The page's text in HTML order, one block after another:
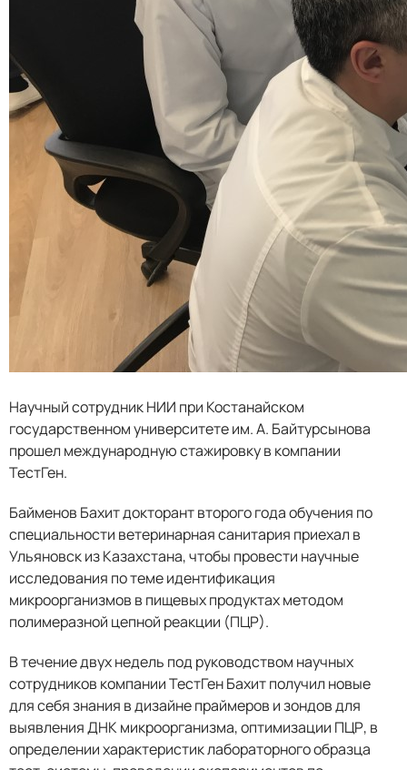
Научный сотрудник НИИ при Костанайском
государственном университете им. А. Байтурсынова
прошел международную стажировку в компании
ТестГен.
Байменов Бахит докторант второго года обучения по
специальности ветеринарная санитария приехал в
Ульяновск из Казахстана, чтобы провести научные
исследования по теме идентификация
микроорганизмов в пищевых продуктах методом
полимеразной цепной реакции (ПЦР).
В течение двух недель под руководством научных
сотрудников компании ТестГен Бахит получил новые
для себя знания в дизайне праймеров и зондов для
выявления ДНК микроорганизма, оптимизации ПЦР, в
определении характеристик лабораторного образца